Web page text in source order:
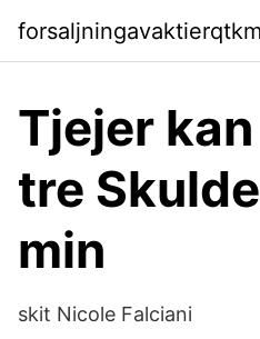
Tjejer
tre
min
skit Nicole Falciani